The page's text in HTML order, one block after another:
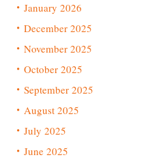
January 2026
December 2025
November 2025
October 2025
September 2025
August 2025
July 2025
June 2025